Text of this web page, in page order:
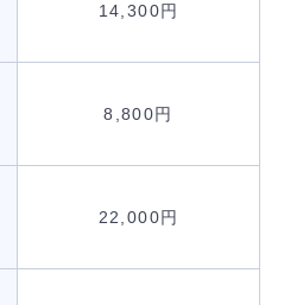
14,300円
8,800円
22,000円